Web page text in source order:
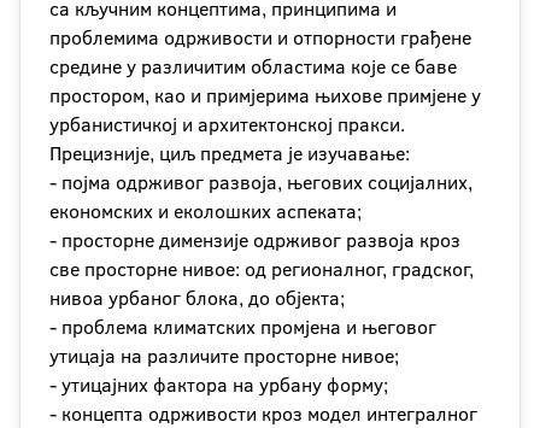
са кључним концептима, принципима и
проблемима одрживости и отпорности грађене
средине у различитим областима које се баве
простором, као и примјерима њихове примјене у
урбанистичкој и архитектонској пракси.
Прецизније, циљ предмета је изучавање:
- појма одрживог развоја, његових социјалних,
економских и еколошких аспеката;
- просторне димензије одрживог развоја кроз
све просторне нивое: од регионалног, градског,
нивоа урбаног блока, до објекта;
- проблема климатских промјена и његовог
утицаја на различите просторне нивое;
- утицајних фактора на урбану форму;
- концепта одрживости кроз модел интегралног